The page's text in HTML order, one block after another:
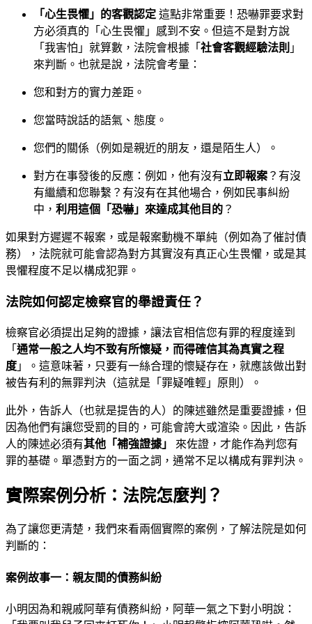
「心生畏懼」的客觀認定 這點非常重要！恐嚇罪要求對
方必須真的「心生畏懼」感到不安。但這不是對方說
「我害怕」就算數，法院會根據「 社會客觀經驗法則 」
來判斷。也就是說，法院會考量：
您和對方的實力差距。
您當時說話的語氣、態度。
您們的關係（例如是親近的朋友，還是陌生人）。
對方在事發後的反應：例如，他有沒有立即報案 ？有沒
有繼續和您聯繫？有沒有在其他場合，例如民事糾紛
中， 利用這個「恐嚇」來達成其他目的 ？
如果對方遲遲不報案，或是報案動機不單純（例如為了催討債
務），法院就可能會認為對方其實沒有真正心生畏懼，或是其
畏懼程度不足以構成犯罪。
法院如何認定檢察官的舉證責任？
檢察官必須提出足夠的證據，讓法官相信您有罪的程度達到
「 通常一般之人均不致有所懷疑，而得確信其為真實之程
度 」。這意味著，只要有一絲合理的懷疑存在，就應該做出對
被告有利的無罪判決（這就是「罪疑唯輕」原則）。
此外，告訴人（也就是提告的人）的陳述雖然是重要證據，但
因為他們有讓您受罰的目的，可能會誇大或渲染。因此，告訴
人的陳述必須有其他「補強證據」
來佐證，才能作為判您有
罪的基礎。單憑對方的一面之詞，通常不足以構成有罪判決。
實際案例分析：法院怎麼判？
為了讓您更清楚，我們來看兩個實際的案例，了解法院是如何
判斷的：
案例故事一：親友間的債務糾紛
小明因為和親戚阿華有債務糾紛，阿華一氣之下對小明說：